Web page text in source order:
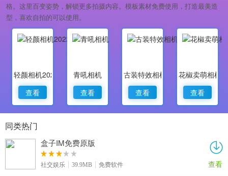
格。这里百变姿势，解锁更多拍摄内容。模板素材免费使用，打造最美造
型，喜欢自拍的可以使用。
轻颜相机2022最新版
查看
青吼相机
查看
古装特效相机
查看
花椒卖萌相机
查看
同类热门
盒子IM免费原版
社交娱乐 39.9MB 免费软件 查看